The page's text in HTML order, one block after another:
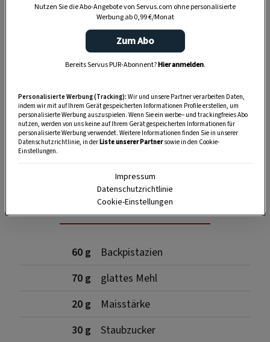
SPEICHERN DRUCKEN
Für den Pistazienteig
60 g
Backpistazien
70 g
glattes Mehl
20 g
Maisstärke
30 g
Staubzucker
Nutzen Sie die Abo-Angebote von Servus.com ohne personalisierte
Werbung ab 0,99 €/Monat
Zum Abo
Bereits Servus PUR-Abonnent?Hier anmelden.
Personalisierte Werbung (Tracking): Wir und unsere Partner verarbeiten Daten,
indem wir mit auf Ihrem Gerät gespeicherten Informationen Profile erstellen, um
personalisierte Werbung auszuspielen. Wenn Sie ein werbe– und trackingfreies Abo
nutzen, werden von uns keine auf Ihrem Gerät gespeicherten Informationen für
personalisierte Werbung verwendet. Weitere Informationen finden Sie in unserer
Datenschutzrichtlinie, in derListe unserer Partnersowie in den Cookie-
Einstellungen.
Impressum
Datenschutzrichtlinie
Cookie-Einstellungen